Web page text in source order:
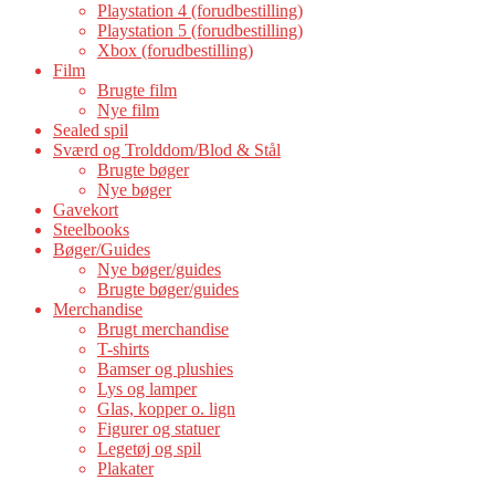
Playstation 4 (forudbestilling)
Playstation 5 (forudbestilling)
Xbox (forudbestilling)
Film
Brugte film
Nye film
Sealed spil
Sværd og Trolddom/Blod & Stål
Brugte bøger
Nye bøger
Gavekort
Steelbooks
Bøger/Guides
Nye bøger/guides
Brugte bøger/guides
Merchandise
Brugt merchandise
T-shirts
Bamser og plushies
Lys og lamper
Glas, kopper o. lign
Figurer og statuer
Legetøj og spil
Plakater